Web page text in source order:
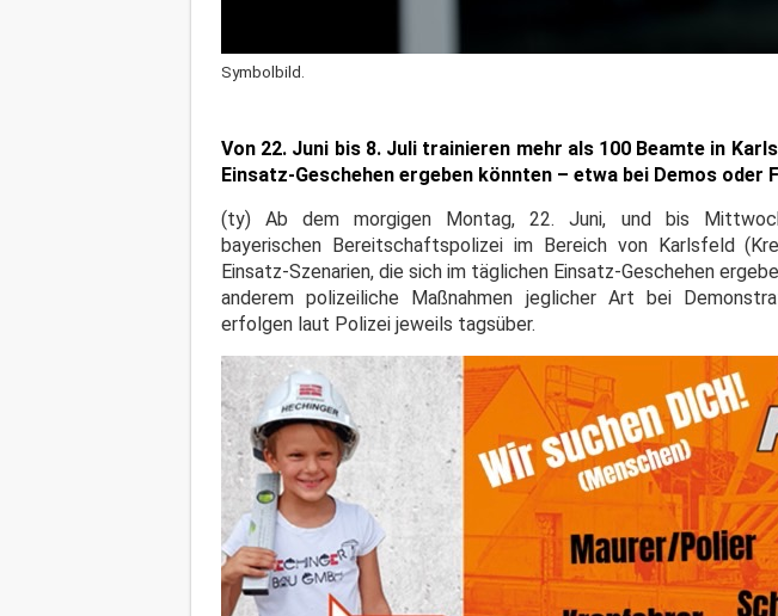
Symbolbild.
Von 22. Juni bis 8. Juli trainieren mehr als 100 Beamte in
Einsatz-Geschehen ergeben könnten – etwa bei Demos oder
(ty) Ab dem morgigen Montag, 22. Juni, und bis
bayerischen Bereitschaftspolizei im Bereich von Karlsfeld
Einsatz-Szenarien, die sich im täglichen Einsatz-Geschehen
anderem polizeiliche Maßnahmen jeglicher Art bei
erfolgen laut Polizei jeweils tagsüber.